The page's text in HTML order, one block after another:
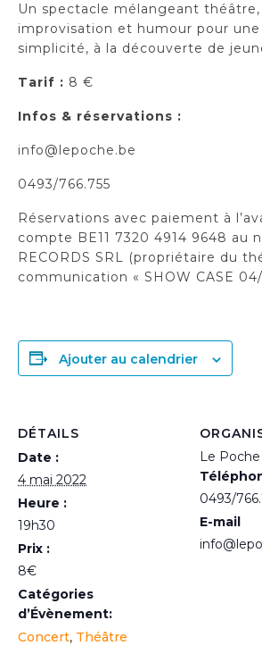
Un spectacle mélangeant théâtre,
improvisation et humour pour
simplicité, à la découverte de
Tarif : 8 €
Infos & réservations :
info@lepoche.be
0493/766.755
Réservations avec paiement à
compte BE11 7320 4914 9648 au
RECORDS SRL (propriétaire du
communication « SHOW CASE
Ajouter au calendrier
DÉTAILS
Date :
4 mai 2022
Heure :
19h30
Prix :
8€
Catégories
d’Évènement:
Concert, Théâtre
Le Poche
0493/
E-mail